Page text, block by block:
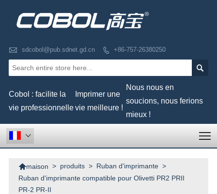
 sdcobol@pub.sdnet.gd.cn  +86-757-26380250

Cobol : facilite la
vie professionnelle
Imprimer une
vie meilleure !
Nous nous en
soucions, nous ferions
mieux !

maison > produits > Ruban d'imprimante >
Ruban d'imprimante compatible pour Olivetti PR2 PRII
PR-2 PR-II